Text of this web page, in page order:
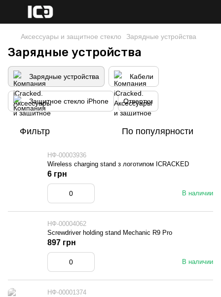
Аксессуары и защитное стекло Зарядные устройства
Зарядные устройства
Зарядные устройства Кабели
Защитное стекло iPhone Отвертки
Фильтр По популярности
НФ-00003936
Wireless charging stand з логотипом ICRACKED
В наличии
6 грн
НФ-00004062
Screwdriver holding stand Mechanic R9 Pro
В наличии
897 грн
НФ-00001374